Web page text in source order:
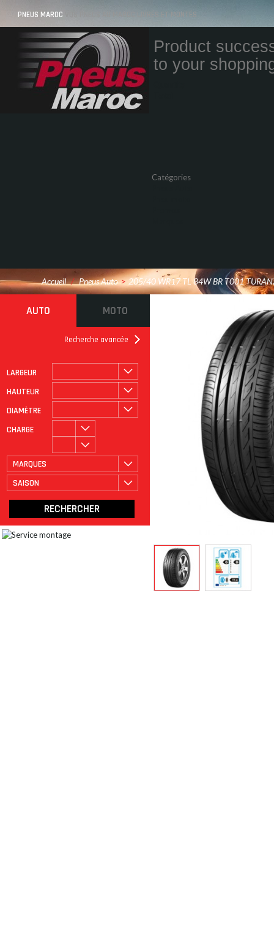
PNEUS MAROC VOS PNEUS AU MAROC LIVRÉS ET MONTÉS
Product
to your
Catégories
Accueil / Pneus Auto > 205/40 WR17 TL 84W BR T001
AUTO MOTO
Recherche avancée
LARGEUR
HAUTEUR
DIAMÈTRE
CHARGE
MARQUES
SAISON
ROULAGE À PLAT